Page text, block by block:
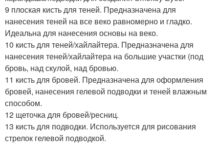
9 плоская кисть для теней. Предназначена для
нанесения теней на все веко равномерно и гладко.
Идеальна для нанесения основы на веко.
10 кисть для теней/хайлайтера. Предназначена для
нанесения теней/хайлайтера на большие участки (под
бровь, над скулой, над бровью.
11 кисть для бровей. Предназначена для оформления
бровей, нанесения гелевой подводки и теней влажным
способом.
12 щеточка для бровей/ресниц.
13 кисть для подводки. Используется для рисования
стрелок гелевой подводкой.